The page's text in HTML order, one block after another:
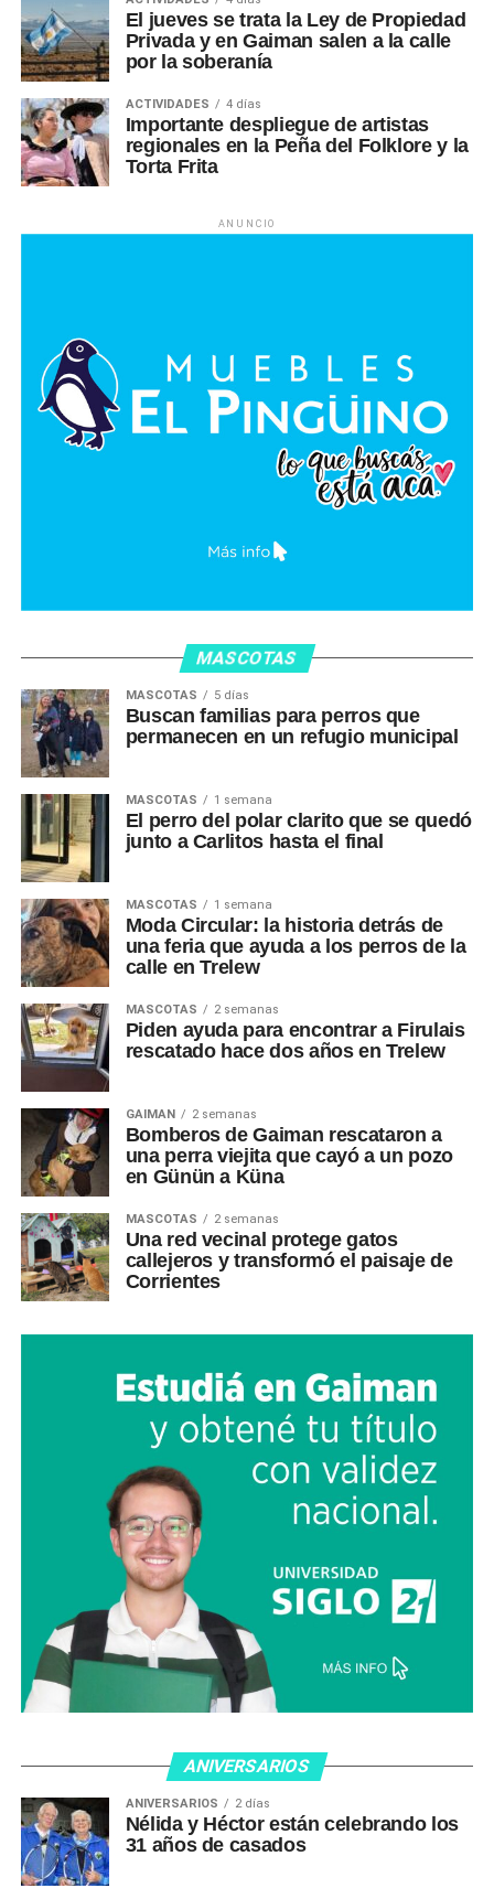
El jueves se trata la Ley de Propiedad
Privada y en Gaiman salen a la calle
por la soberanía
ACTIVIDADES 4 días
Importante despliegue de artistas
regionales en la Peña del Folklore y la
Torta Frita
ANUNCIO
MASCOTAS
MASCOTAS 5 días
Buscan familias para perros que
permanecen en un refugio municipal
MASCOTAS 1 semana
El perro del polar clarito que se quedó
junto a Carlitos hasta el final
MASCOTAS 1 semana
Moda Circular: la historia detrás de
una feria que ayuda a los perros de la
calle en Trelew
MASCOTAS 2 semanas
Piden ayuda para encontrar a Firulais
rescatado hace dos años en Trelew
GAIMAN 2 semanas
Bomberos de Gaiman rescataron a
una perra viejita que cayó a un pozo
en Günün a Küna
MASCOTAS 2 semanas
Una red vecinal protege gatos
callejeros y transformó el paisaje de
Corrientes
ANIVERSARIOS
ANIVERSARIOS 2 días
Nélida y Héctor están celebrando los
31 años de casados